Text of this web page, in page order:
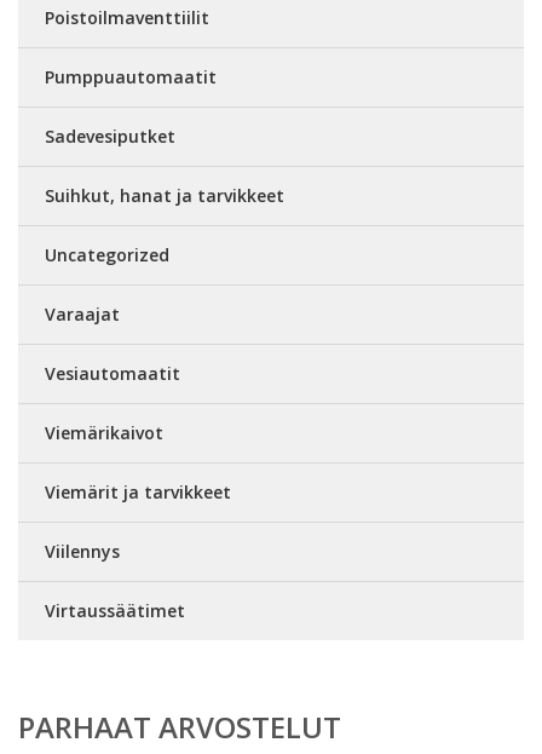
Poistoilmaventtiilit
Pumppuautomaatit
Sadevesiputket
Suihkut, hanat ja tarvikkeet
Uncategorized
Varaajat
Vesiautomaatit
Viemärikaivot
Viemärit ja tarvikkeet
Viilennys
Virtaussäätimet
PARHAAT ARVOSTELUT